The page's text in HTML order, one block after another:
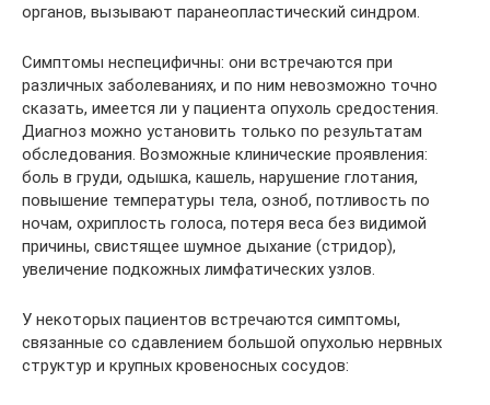
органов, вызывают паранеопластический синдром.
Симптомы неспецифичны: они встречаются при
различных заболеваниях, и по ним невозможно точно
сказать, имеется ли у пациента опухоль средостения.
Диагноз можно установить только по результатам
обследования. Возможные клинические проявления:
боль в груди, одышка, кашель, нарушение глотания,
повышение температуры тела, озноб, потливость по
ночам, охриплость голоса, потеря веса без видимой
причины, свистящее шумное дыхание (стридор),
увеличение подкожных лимфатических узлов.
У некоторых пациентов встречаются симптомы,
связанные со сдавлением большой опухолью нервных
структур и крупных кровеносных сосудов: